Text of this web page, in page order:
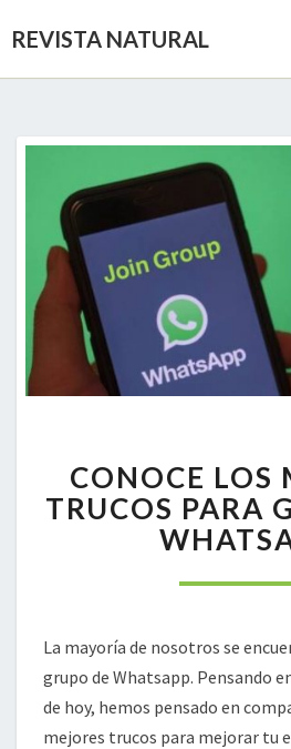
REVISTA NATURAL
LOS
CONOCE LOS
TRUCOS PARA
La mayoría de nosotros se
grupo de Whatsapp. Pensando
de hoy, hemos pensado en
mejores trucos para mejorar tu